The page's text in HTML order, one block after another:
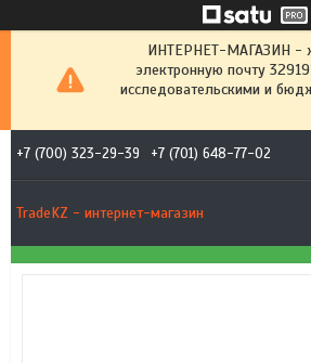
ИНТЕРНЕТ-МАГАЗИН -
электронную почту
исследовательскими и
+7 (700) 323-29-39 +7 (701) 648-77-02
TradeKZ - интернет-магазин